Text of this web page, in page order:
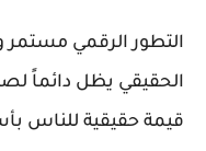
التطور الرقمي مستمر
الحقيقي يظل دائماً
قيمة حقيقية للناس